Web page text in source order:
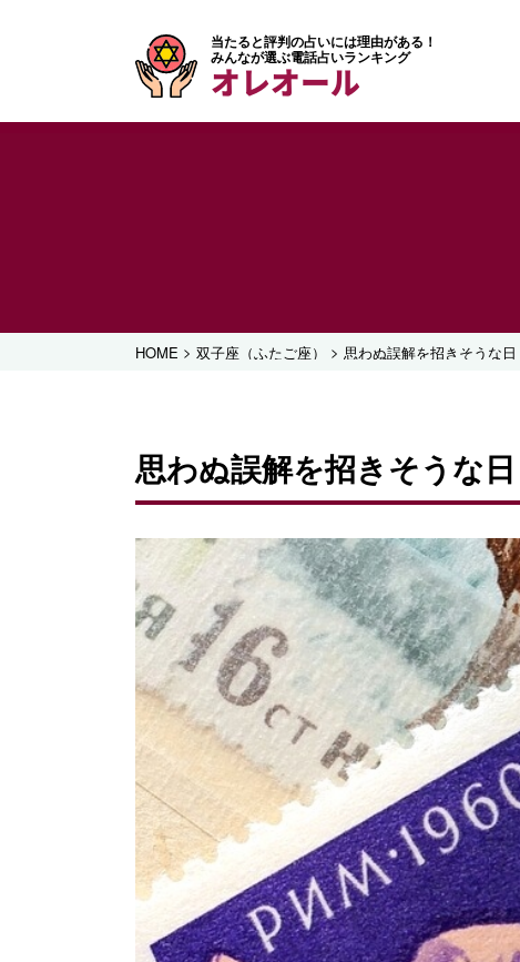
当たると評判の占いには理由がある！
みんなが選ぶ電話占いランキング
オレオール
HOME > 双子座（ふたご座） > 思わぬ誤解を招きそうな日
思わぬ誤解を招きそうな日